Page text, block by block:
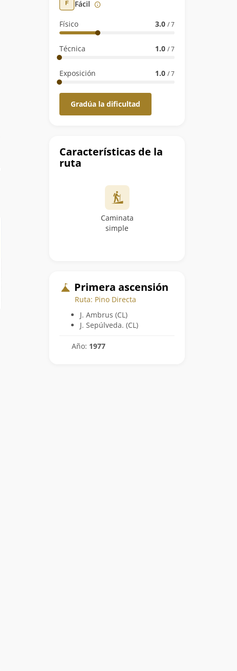
Fácil
Físico 3.0 / 7
Técnica 1.0 / 7
Exposición 1.0 / 7
Gradúa la dificultad
Características de la
ruta
Caminata
simple
Primera ascensión
Ruta: Pino Directa
J. Ambrus (CL)
J. Sepúlveda. (CL)
Año: 1977